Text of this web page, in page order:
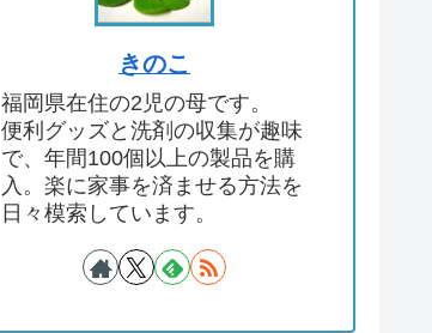
きのこ
福岡県在住の2児の母です。
便利グッズと洗剤の収集が趣味
で、年間100個以上の製品を購
入。楽に家事を済ませる方法を
日々模索しています。